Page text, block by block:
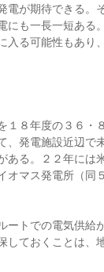
電が期待できる。
にも一長一短ある
入る可能性もあり
８年度の３６・
、発電施設近辺で
ある。２２年には
オマス発電所（同
トでの電気供給
しておくことは、